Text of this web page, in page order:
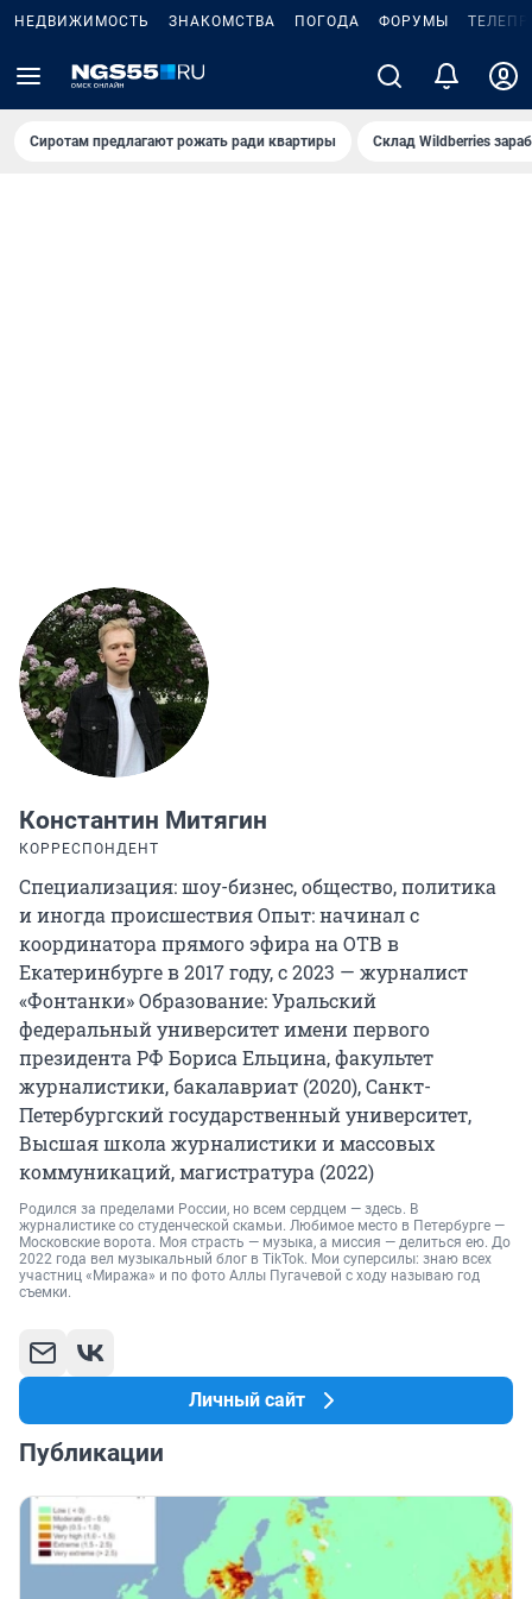
НЕДВИЖИМОСТЬ ЗНАКОМСТВА ПОГОДА ФОРУМЫ
Сиротам предлагают рожать ради квартиры Склад Wildberries
Константин Митягин
КОРРЕСПОНДЕНТ
Специализация: шоу-бизнес, общество, политика
и иногда происшествия Опыт: начинал с
координатора прямого эфира на ОТВ в
Екатеринбурге в 2017 году, с 2023 — журналист
«Фонтанки» Образование: Уральский
федеральный университет имени первого
президента РФ Бориса Ельцина, факультет
журналистики, бакалавриат (2020), Санкт-
Петербургский государственный университет,
Высшая школа журналистики и массовых
коммуникаций, магистратура (2022)
Родился за пределами России, но всем сердцем — здесь. В
журналистике со студенческой скамьи. Любимое место в Петербурге —
Московские ворота. Моя страсть — музыка, а миссия — делиться ею. До
2022 года вел музыкальный блог в TikTok. Мои суперсилы: знаю всех
участниц «Миража» и по фото Аллы Пугачевой с ходу называю год
съемки.
Личный сайт
Публикации